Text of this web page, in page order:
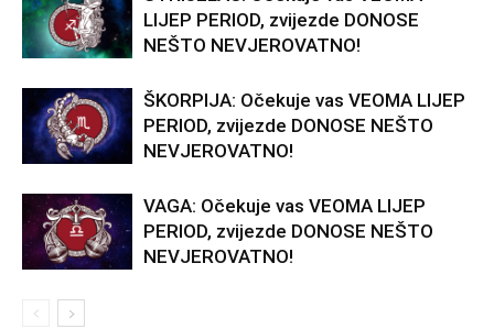
LIJEP PERIOD, zvijezde DONOSE
NEŠTO NEVJEROVATNO!
ŠKORPIJA: Očekuje vas VEOMA LIJEP
PERIOD, zvijezde DONOSE NEŠTO
NEVJEROVATNO!
VAGA: Očekuje vas VEOMA LIJEP
PERIOD, zvijezde DONOSE NEŠTO
NEVJEROVATNO!